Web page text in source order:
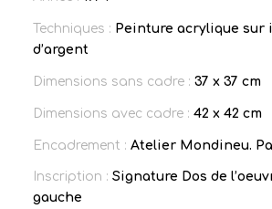
Techniques : Peinture acrylique sur
d’argent
Dimensions sans cadre : 37 x 37 cm
Dimensions avec cadre : 42 x 42 cm
Encadrement : Atelier Mondineu.
Inscription : Signature Dos de
gauche